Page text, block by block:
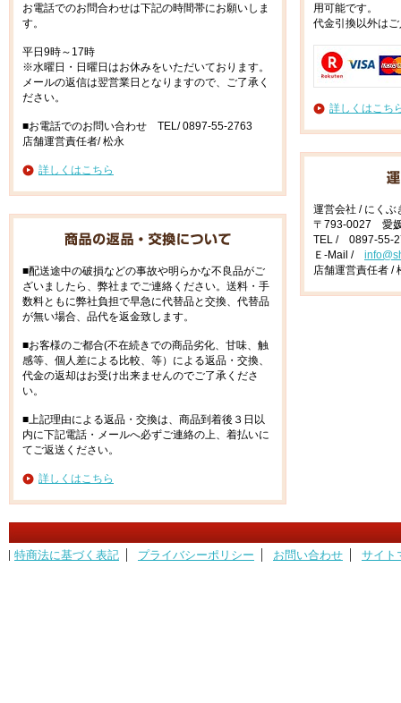
お電話でのお問合わせは下記の時間帯にお願いしま
す。
平日9時～17時
※水曜日・日曜日はお休みをいただいております。
メールの返信は翌営業日となりますので、ご了承く
ださい。
■お電話でのお問い合わせ TEL/ 0897-55-2763
店舗運営責任者/ 松永
詳しくはこちら
■配送途中の破損などの事故や明らかな不良品がご
ざいましたら、弊社までご連絡ください。送料・手
数料ともに弊社負担で早急に代替品と交換、代替品
が無い場合、品代を返金致します。
■お客様のご都合(不在続きでの商品劣化、甘味、触
感等、個人差による比較、等）による返品・交換、
代金の返却はお受け出来ませんのでご了承くださ
い。
■上記理由による返品・交換は、商品到着後３日以
内に下記電話・メールへ必ずご連絡の上、着払いに
てご返送ください。
詳しくはこちら
用可能です。
代金引換以外は
詳しくはこち
運営会社 / にくぶ
〒793-0027 愛
TEL / 0897-55-
Ｅ-Mail /
店舗運営責任者 /
特商法に基づく表記 プライバシーポリシー お問い合わせ サイト